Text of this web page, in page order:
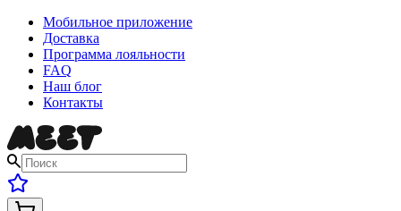
Мобильное приложение
Доставка
Программа лояльности
FAQ
Наш блог
Контакты